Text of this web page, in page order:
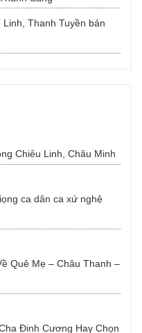
Thanh Tuyền bản
Chiêu Linh, Châu Minh
ca dân ca xứ nghệ
Quê Mẹ – Châu Thanh –
Đinh Cương Hay Chọn